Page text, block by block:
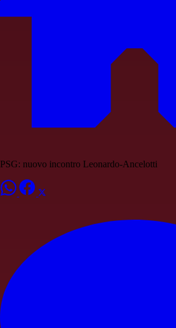
PSG: nuovo incontro Leonardo-Ancelotti